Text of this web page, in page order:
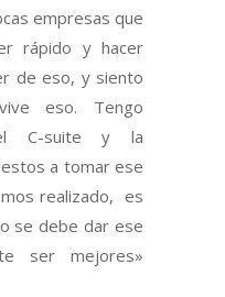
empresas que
rápido y hacer
de eso, y siento
eso. Tengo
C-suite y la
a tomar ese
realizado, es
se debe dar ese
ser mejores»